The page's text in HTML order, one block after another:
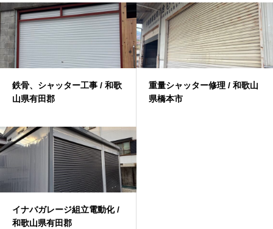
鉄骨、シャッター工事 / 和歌
山県有田郡
重量シャッター修理 / 和歌山
県橋本市
イナバガレージ組立電動化 /
和歌山県有田郡